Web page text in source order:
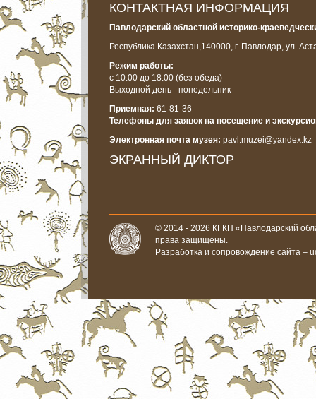
КОНТАКТНАЯ ИНФОРМАЦИЯ
Павлодарский областной историко-
Республика Казахстан,140000, г. Павлодар, ул.
Режим работы:
с 10:00 до 18:00 (без обеда)
Выходной день - понедельник
Приемная: 61-81-36
Телефоны для заявок на посещение и
Электронная почта музея: pavl.muzei@yandex.kz
ЭКРАННЫЙ ДИКТОР
© 2014 - 2026 КГКП «Павлодарский
права защищены.
Разработка и сопровождение сайта –